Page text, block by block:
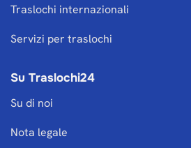
Traslochi internazionali
Servizi per traslochi
Su Traslochi24
Su di noi
Nota legale